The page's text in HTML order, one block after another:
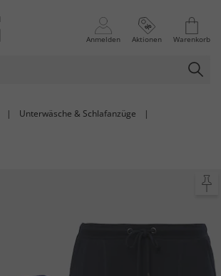
Anmelden Aktionen Warenkorb
| Unterwäsche & Schlafanzüge
|